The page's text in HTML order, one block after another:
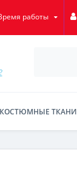
работы
КОСТЮМНЫЕ ТКАНИ